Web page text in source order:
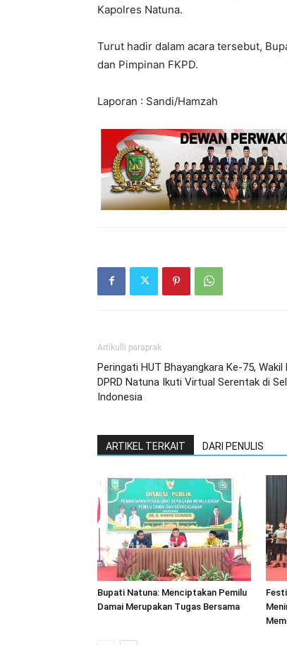
Kapolres Natuna.
Turut hadir dalam acara tersebut,
dan Pimpinan FKPD.
Laporan : Sandi/Hamzah
Artikulli paraprak
Peringati HUT Bhayangkara Ke-75, Wakil
DPRD Natuna Ikuti Virtual Serentak di
Indonesia
ARTIKEL TERKAIT DARI PENULIS
Bupati Natuna: Menciptakan Pemilu
Damai Merupakan Tugas Bersama